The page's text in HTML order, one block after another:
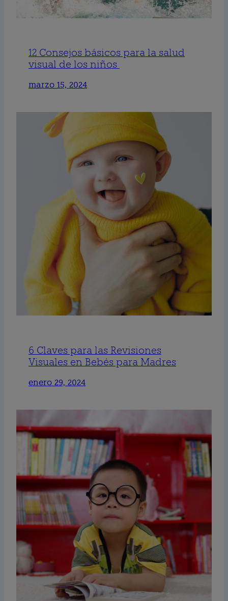
12 Consejos básicos para la salud
visual de los niños
marzo 15, 2024
6 Claves para las Revisiones
Visuales en Bebés para Madres
enero 29, 2024